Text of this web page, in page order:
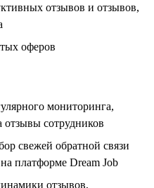
отзывов и отзывов,
оферов
мониторинга,
отзывы сотрудников
свежей обратной связи
платформе Dream Job
отзывов,